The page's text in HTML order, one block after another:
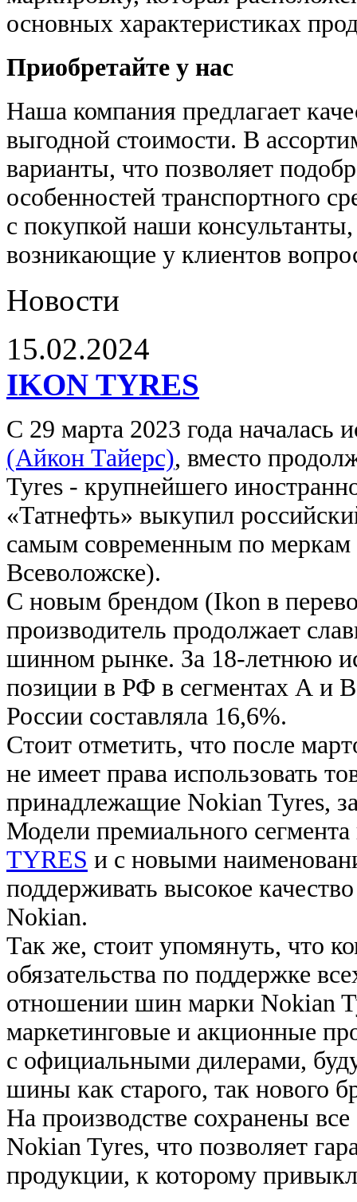
основных характеристиках
Приобретайте у нас
Наша компания предлагает
выгодной стоимости. В
варианты, что позволяет
особенностей транспортного
с покупкой наши
возникающие у клиентов
Новости
15.02.2024
IKON TYRES
С 29 марта 2023 года началась
(Айкон Тайерс), вместо
Tyres - крупнейшего
«Татнефть» выкупил
самым современным по
Всеволожске).
С новым брендом (Ikon в
производитель продолжает
шинном рынке. За 18-летнюю
позиции в РФ в сегментах А и
России составляла 16,6%.
Стоит отметить, что после
не имеет права использовать
принадлежащие Nokian Tyres,
Модели премиального
TYRES и с новыми
поддерживать высокое
Nokian.
Так же, стоит упомянуть, что
обязательства по поддержке
отношении шин марки Nokian
маркетинговые и акционные
с официальными дилерами,
шины как старого, так нового
На производстве сохранены
Nokian Tyres, что позволяет
продукции, к которому